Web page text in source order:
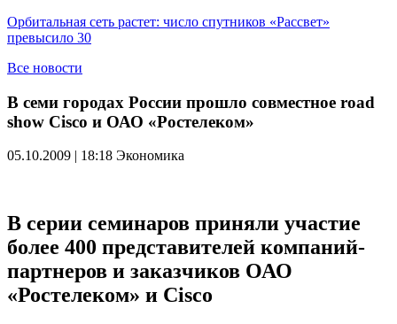
Орбитальная сеть растет: число спутников «Рассвет»
превысило 30
Все новости
В семи городах России прошло совместное road
show Cisco и ОАО «Ростелеком»
05.10.2009 | 18:18 Экономика
В серии семинаров приняли участие
более 400 представителей компаний-
партнеров и заказчиков ОАО
«Ростелеком» и Cisco